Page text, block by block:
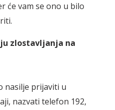
će vam se ono u bilo
zlostavljanja na
nasilje prijaviti u
nazvati telefon 192,